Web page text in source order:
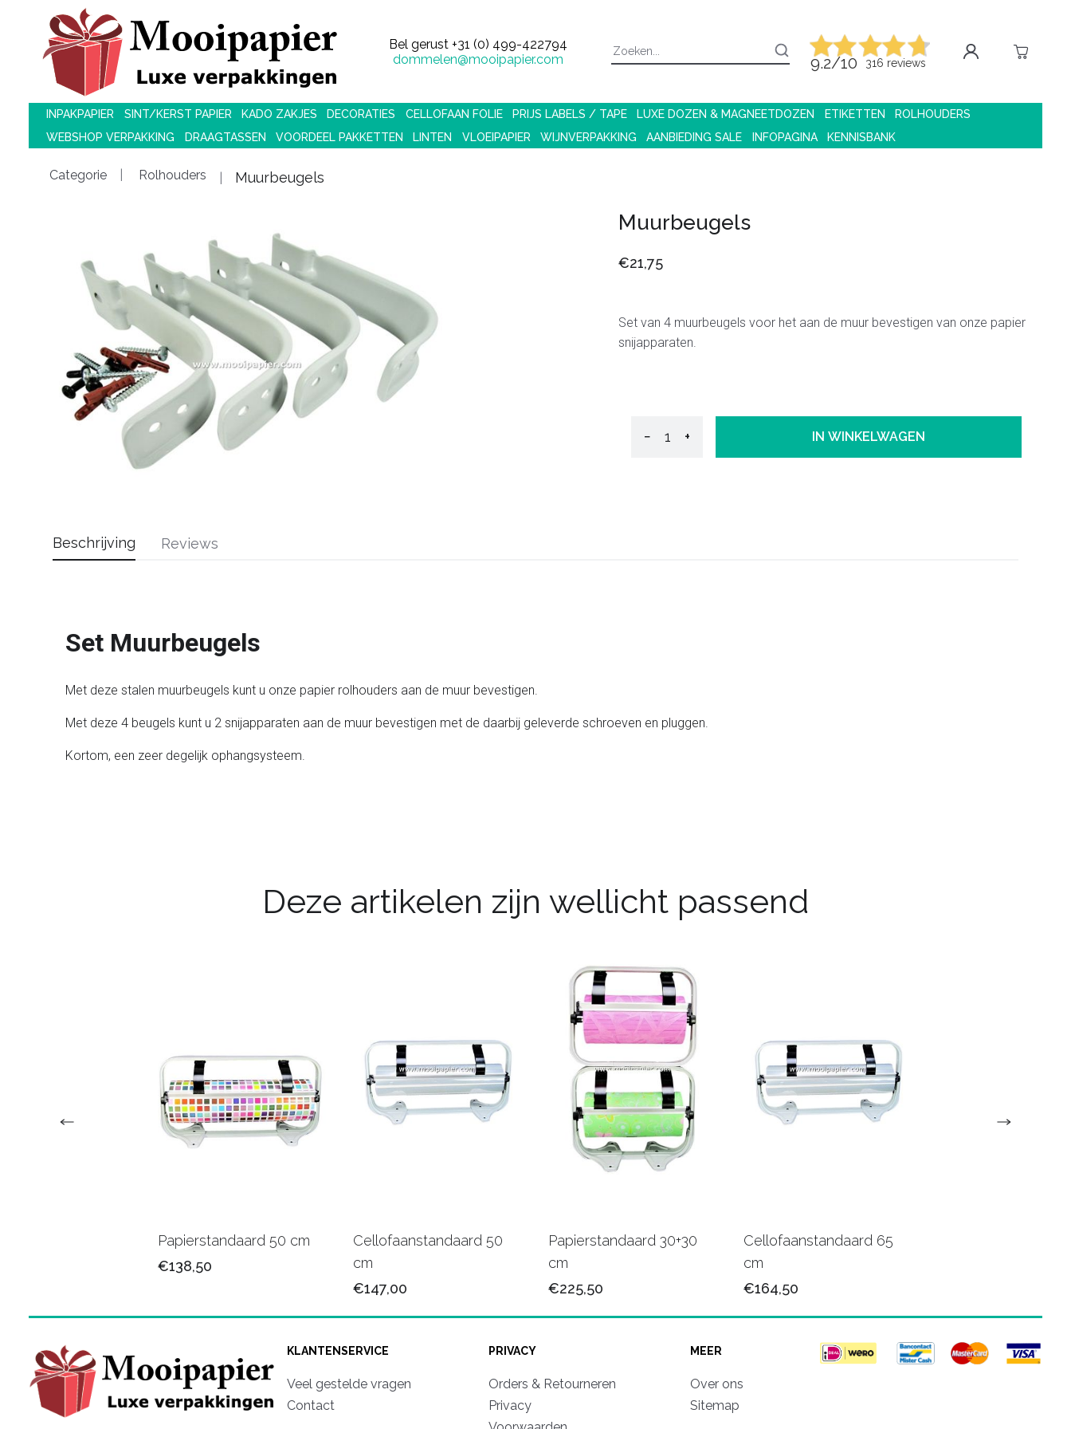
Bel gerust +31 (0) 499-422794
dommelen@mooipapier.com
9.2/10 316 reviews
INPAKPAPIER SINT/KERST PAPIER KADO ZAKJES DECORATIES CELLOFAAN FOLIE PRIJS LABELS / TAPE LUXE DOZEN & MAGNEETDOZEN ETIKETTEN
ROLHOUDERS
WEBSHOP VERPAKKING
DRAAGTASSEN VOORDEEL PAKKETTEN LINTEN VLOEIPAPIER WIJNVERPAKKING AANBIEDING SALE INFOPAGINA KENNISBANK
Categorie Rolhouders Muurbeugels
Muurbeugels
€21,75
Set van 4 muurbeugels voor het aan de muur bevestigen van onze papier
snijapparaten.
− + IN WINKELWAGEN
Beschrijving
Set Muurbeugels
Met deze stalen muurbeugels kunt u onze papier rolhouders aan de muur bevestigen.
Met deze 4 beugels kunt u 2 snijapparaten aan de muur bevestigen met de daarbij geleverde schroeven en pluggen.
Kortom, een zeer degelijk ophangsysteem.
Reviews
Deze artikelen zijn wellicht passend
Papierstandaard 50 cm
€138,50
Cellofaanstandaard 50
cm
€147,00
Papierstandaard 30+30
cm
€225,50
Cellofaanstandaard 65
cm
€164,50
KLANTENSERVICE
Veel gestelde vragen
Contact
PRIVACY
Orders & Retourneren
Privacy
MEER
Over ons
Sitemap